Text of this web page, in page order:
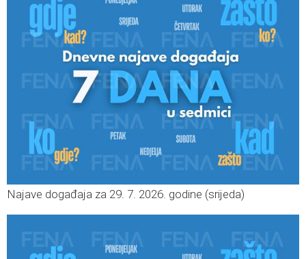
Najave događaja za 29. 7. 2026. godine (srijeda)